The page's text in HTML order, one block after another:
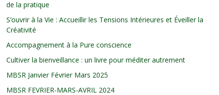
de la pratique
S’ouvrir à la Vie : Accueillir les Tensions Intérieures et Éveiller la
Créativité
Accompagnement à la Pure conscience
Cultiver la bienveillance : un livre pour méditer autrement
MBSR Janvier Février Mars 2025
MBSR FEVRIER-MARS-AVRIL 2024